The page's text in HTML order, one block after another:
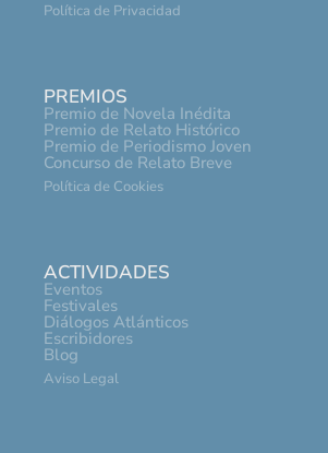
Política de Privacidad
PREMIOS
Premio de Novela Inédita
Premio de Relato Histórico
Premio de Periodismo Joven
Concurso de Relato Breve
Política de Cookies
ACTIVIDADES
Eventos
Festivales
Diálogos Atlánticos
Escribidores
Blog
Aviso Legal